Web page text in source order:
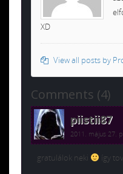
XD
View all posts by
Comments (4)
piistii87
2011. május 27.
gratulálok neki így